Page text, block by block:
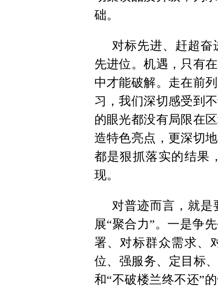
础。
对标先进、赶超
先进位。机遇，只有
中才能破解。走在前
习，我们深切感受到
的眼光都没有局限在
造特色亮点，更深切
都是狠抓落实的结果
现。
对普迹而言，就
展“聚合力”。一是争
署、对标群众需求、
位、强服务、定目标
和“不破楼兰终不还”